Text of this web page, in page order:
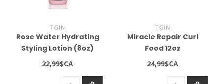
TGIN
Rose Water Hydrating
Styling Lotion (8oz)
22,99$CA
TGIN
Miracle Repair Curl
Food 12oz
24,99$CA